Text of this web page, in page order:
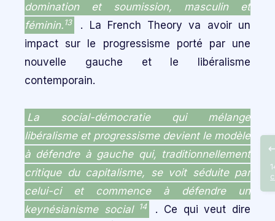
domination et soumission, masculin et
féminin. 13
. La French Theory va avoir un
impact sur le progressisme porté par une
nouvelle gauche et le libéralisme
contemporain.
La social-démocratie qui mélange
libéralisme et progressisme devient le modèle
à défendre à gauche qui, traditionnellement
critique du capitalisme, se voit séduite par
celui-ci et commence à défendre un
keynésianisme social 14
. Ce qui veut dire